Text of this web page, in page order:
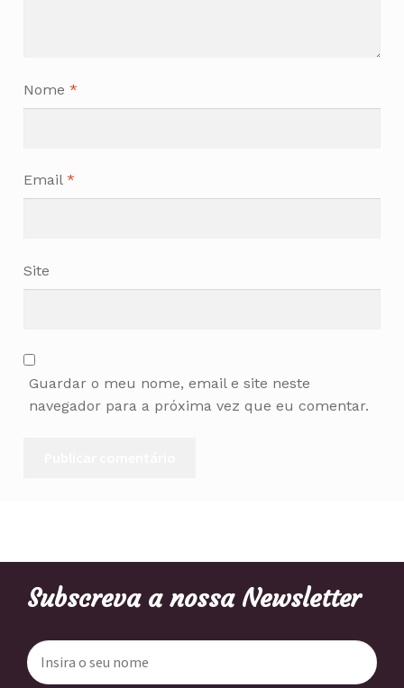
Nome *
Email *
Site
Guardar o meu nome, email e site neste
navegador para a próxima vez que eu comentar.
Subscreva a nossa Newsletter